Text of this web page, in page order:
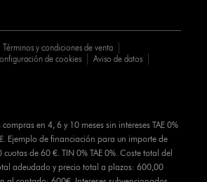
Términos y condiciones de venta
de cookies
Aviso de datos
en 4, 6 y 10 meses sin intereses TAE 0%
Ejemplo de financiación para un importe de
de 60 €. TIN 0% TAE 0%. Coste total del
adeudado y precio total a plazos: 600,00